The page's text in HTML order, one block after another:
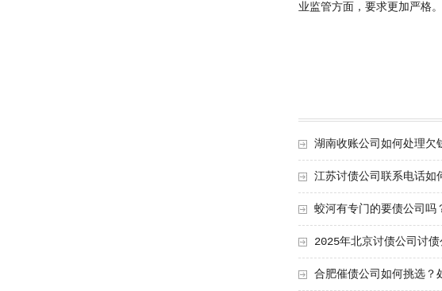
业监管方面，要求更加严格
湖南收账公司如何处理欠
江苏讨债公司联系电话如
蛟河有专门的要债公司吗
2025年北京讨债公司讨
合肥催债公司如何挑选？